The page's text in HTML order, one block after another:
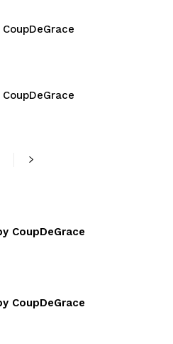
CoupDeGrace
CoupDeGrace